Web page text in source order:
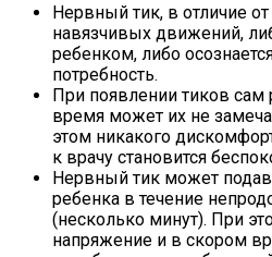
Нервный тик, в отличие
навязчивых движений,
ребенком, либо
потребность.
При появлении тиков сам
время может их не
этом никакого
к врачу становится
Нервный тик может
ребенка в течение
(несколько минут). При
напряжение и в скором